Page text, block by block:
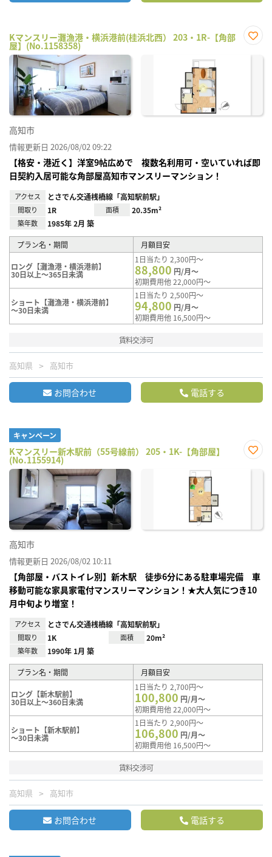
Kマンスリー灘漁港・横浜港前(桂浜北西） 203・1R-【角部
屋】(No.1158358)
に入
高知市
情報更新日 2026/08/02 09:22
【格安・港近く】洋室9帖広めで 複数名利用可・空いていれば即
日契約入居可能な角部屋高知市マンスリーマンション！
アクセス とさでん交通桟橋線「高知駅前駅」
間取り 1R 面積 20.35m²
築年数 1985年 2月 築
プラン名・期間 月額目安
ロング【灘漁港・横浜港前】
30日以上～365日未満
1日当たり 2,300円～
88,800 円/月～
初期費用他 22,000円～
ショート【灘漁港・横浜港前】
～30日未満
1日当たり 2,500円～
94,800 円/月～
初期費用他 16,500円～
賃料交渉可
高知県 高知市
お問合わせ 電話する
キャンペーン
Kマンスリー新木駅前（55号線前） 205・1K-【角部屋】
(No.1155914)
に入
高知市
情報更新日 2026/08/02 10:11
【角部屋・バストイレ別】新木駅 徒歩6分にある駐車場完備 車
移動可能な家具家電付マンスリーマンション！★大人気につき10
月中旬より増室！
アクセス とさでん交通桟橋線「高知駅前駅」
間取り 1K 面積 20m²
築年数 1990年 1月 築
プラン名・期間 月額目安
ロング【新木駅前】
30日以上～360日未満
1日当たり 2,700円～
100,800 円/月～
初期費用他 22,000円～
ショート【新木駅前】
～30日未満
1日当たり 2,900円～
106,800 円/月～
初期費用他 16,500円～
賃料交渉可
高知県 高知市
お問合わせ 電話する